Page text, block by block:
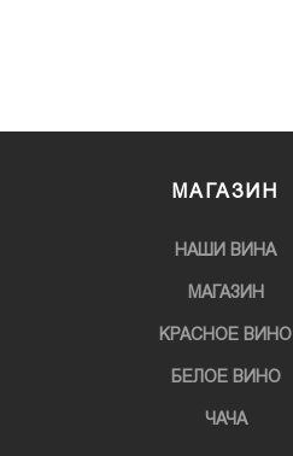
МАГАЗИН
НАШИ ВИНА
МАГАЗИН
KРАСНОЕ ВИНО
БЕЛОЕ ВИНО
ЧАЧА